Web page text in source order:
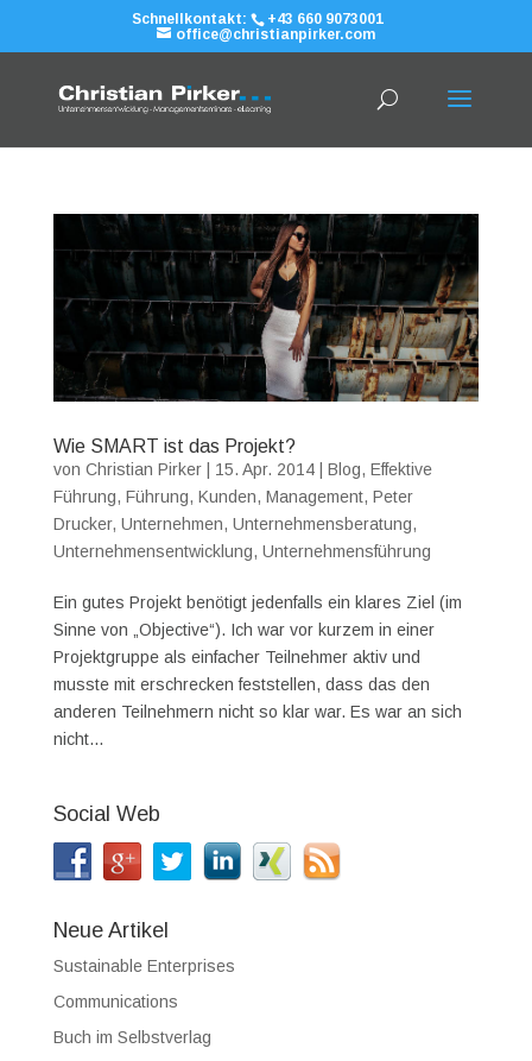
Schnellkontakt:
+43 660 9073001
office@christianpirker.com
Wie SMART ist das Projekt?
von Christian Pirker| 15. Apr. 2014| Blog, Effektive
Führung, Führung, Kunden, Management, Peter
Drucker, Unternehmen, Unternehmensberatung,
Unternehmensentwicklung, Unternehmensführung
Ein gutes Projekt benötigt jedenfalls ein klares Ziel (im
Sinne von „Objective“). Ich war vor kurzem in einer
Projektgruppe als einfacher Teilnehmer aktiv und
musste mit erschrecken feststellen, dass das den
anderen Teilnehmern nicht so klar war. Es war an sich
nicht...
Social Web
Neue Artikel
Sustainable Enterprises
Communications
Buch im Selbstverlag